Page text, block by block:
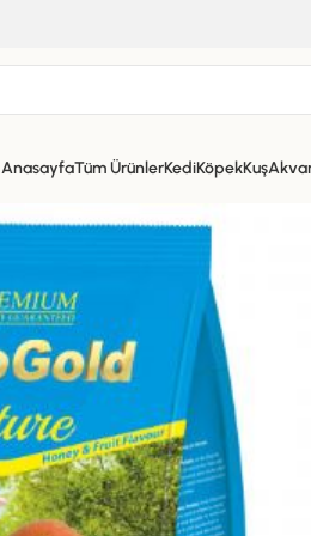
AnasayfaTüm ÜrünlerKediKöpekKuş